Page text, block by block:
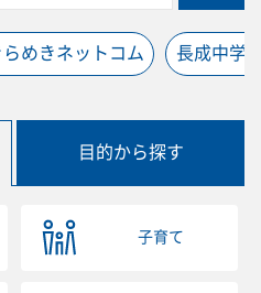
らめきネットコム 長成中学
目的から探す
子育て